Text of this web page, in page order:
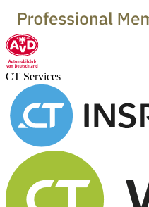
CT Services